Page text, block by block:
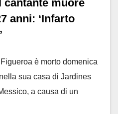
cantante muore
anni: ‘Infarto
è morto domenica
sua casa di Jardines
a causa di un